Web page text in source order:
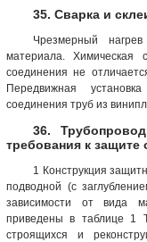
35. Сварка и
Чрезмерный
материала. Химическая
соединения не
Передвижная
соединения труб из
36.
требования к защите
1 Конструкция
подводной (с
зависимости от вида
приведены в таблице 1
строящихся и